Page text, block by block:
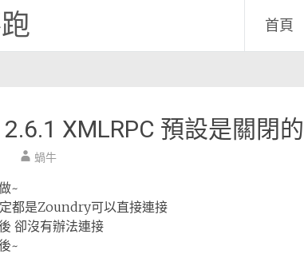
首頁
XMLRPC 預設是關閉的
蝸牛
~
都是Zoundry可以直接連接
卻沒有辦法連接
~